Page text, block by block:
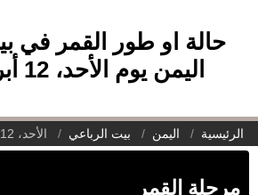
حالة او طور القمر في
اليمن يوم الأحد، 12 أبريل 2026
الرئيسية اليمن بيت الرباعي الأحد، 12 أبريل 2026
مرحلة القمر